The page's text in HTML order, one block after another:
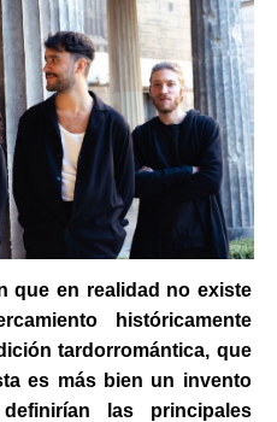
que en realidad no existe
históricamente
tardorromántica, que
es más bien un invento
las principales